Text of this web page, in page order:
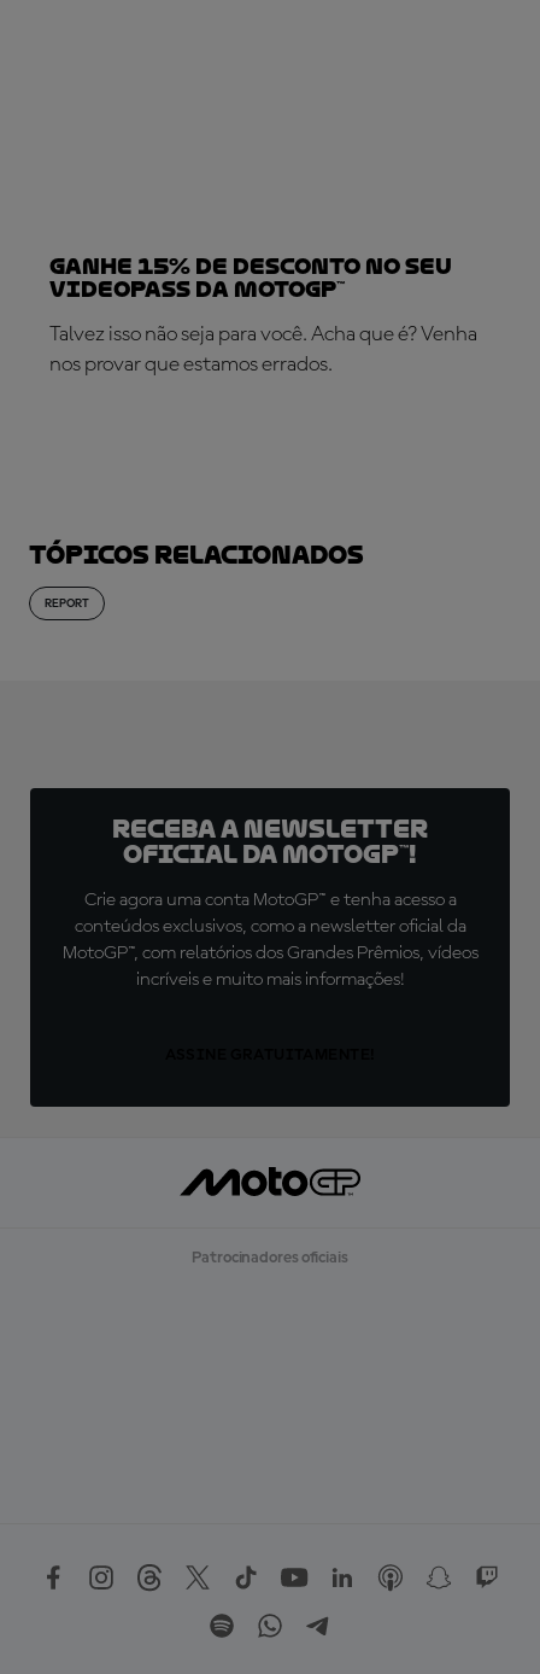
Ganhe 15% de desconto no seu
VideoPass da MotoGP™
Talvez isso não seja para você. Acha que é? Venha
nos provar que estamos errados.
Tópicos relacionados
REPORT
Receba a newsletter
oficial da MotoGP™!
Crie agora uma conta MotoGP™ e tenha acesso a
conteúdos exclusivos, como a newsletter oficial da
MotoGP™, com relatórios dos Grandes Prêmios, vídeos
incríveis e muito mais informações!
Patrocinadores oficiais